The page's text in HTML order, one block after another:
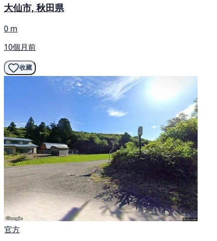
大仙市, 秋田県
0 m
10個月前
收藏
官方